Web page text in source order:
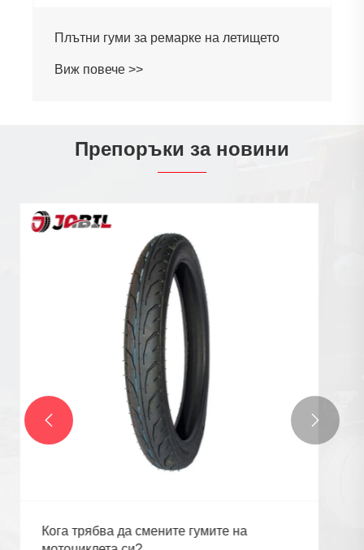
Препоръки за новини
Какви са структурните характеристики на
клапите за гуми?
Виж повече >>
 